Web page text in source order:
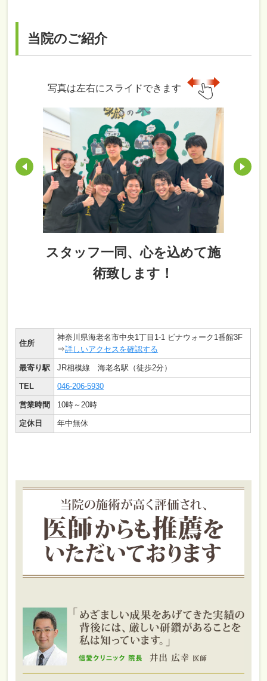
当院のご紹介
写真は左右にスライドできます
スタッフ一同、心を込めて施
術致します！
住所
神奈川県海老名市中央1丁目1-1 ビナウォーク1番館3F
⇒詳しいアクセスを確認する
最寄り駅 JR相模線 海老名駅（徒歩2分）
TEL 046-206-5930
営業時間 10時～20時
定休日 年中無休